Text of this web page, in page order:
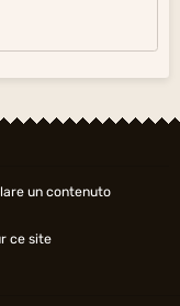
un contenuto
ce site